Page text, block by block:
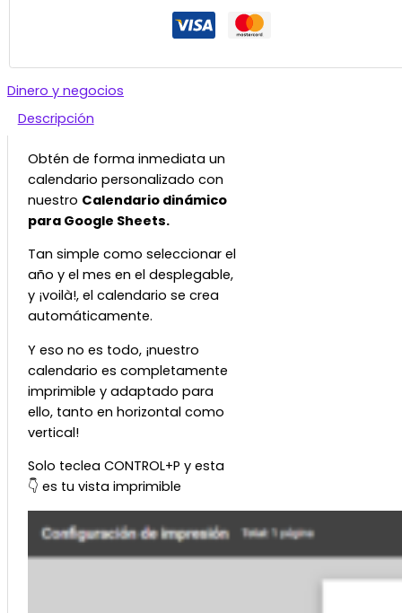
Dinero y negocios
Descripción
Obtén de forma inmediata un
calendario personalizado con
nuestro Calendario dinámico
para Google Sheets.
Tan simple como seleccionar el
año y el mes en el desplegable,
y ¡voilà!, el calendario se crea
automáticamente.
Y eso no es todo, ¡nuestro
calendario es completamente
imprimible y adaptado para
ello, tanto en horizontal como
vertical!
Solo teclea CONTROL+P y esta
👇 es tu vista imprimible